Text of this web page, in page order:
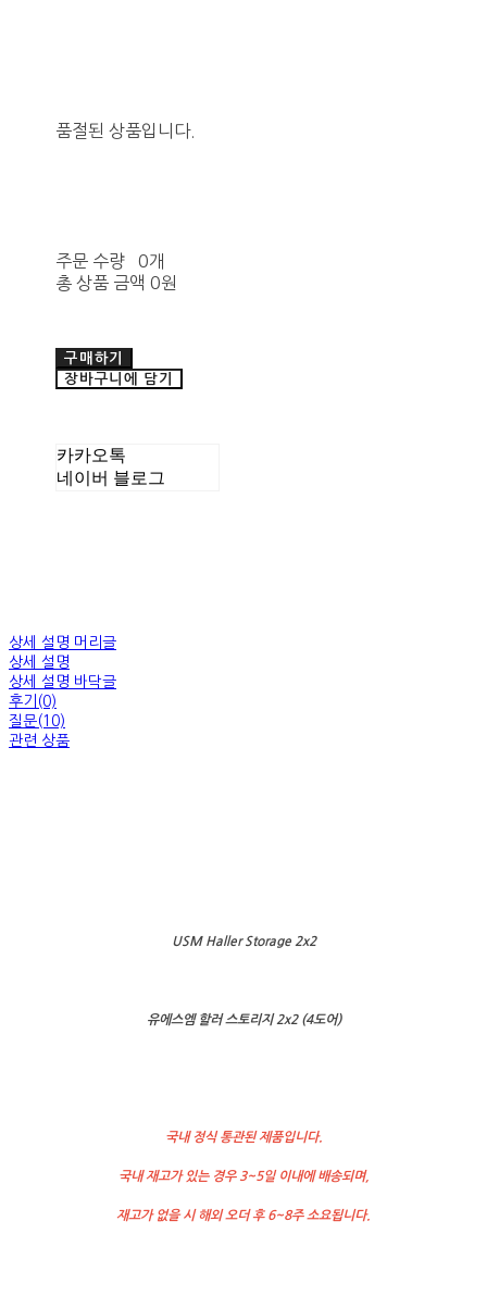
품절된 상품입니다.
주문 수량
0개
총 상품 금액 0원
구매하기
장바구니에 담기
카카오톡
네이버 블로그
상세 설명 머리글
상세 설명
상세 설명 바닥글
후기(0)
질문(10)
관련 상품
USM Haller Storage 2x2
유에스엠 할러 스토리지 2x2 (4도어)
국내 정식 통관된 제품입니다.
국내 재고가 있는 경우 3~5일 이내에 배송되며,
재고가 없을 시 해외 오더 후 6~8주 소요됩니다.